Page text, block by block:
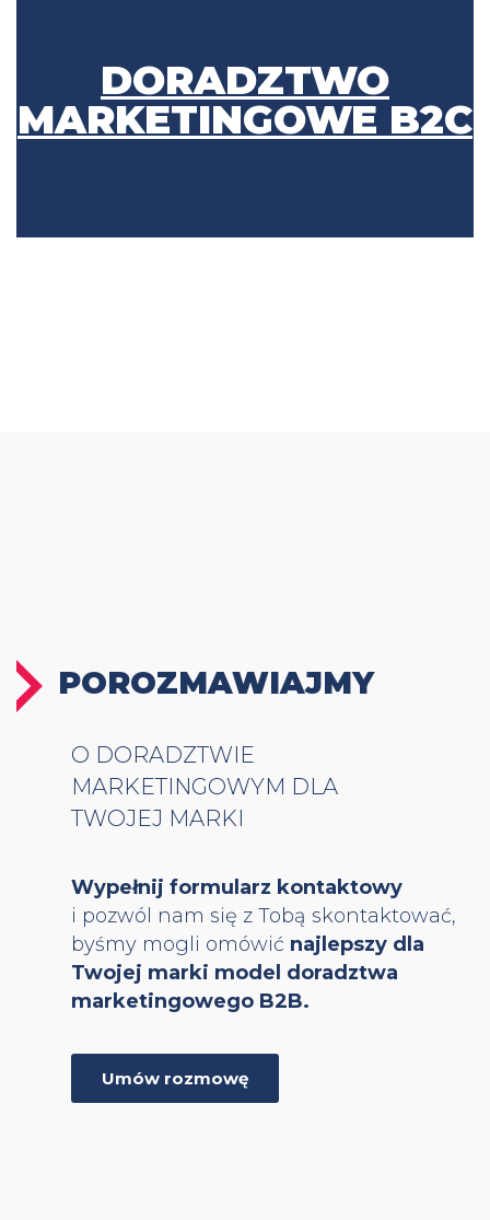
DORADZTWO
MARKETINGOWE B2C
POROZMAWIAJMY
O DORADZTWIE
MARKETINGOWYM DLA
TWOJEJ MARKI
Wypełnij formularz kontaktowy
i pozwól nam się z Tobą skontaktować,
byśmy mogli omówić najlepszy dla
Twojej marki model doradztwa
marketingowego B2B.
Umów rozmowę